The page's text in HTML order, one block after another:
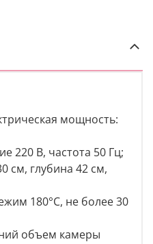
мощность:
220 В, частота 50 Гц;
см, глубина 42 см,
180°С, не более 30
объем камеры